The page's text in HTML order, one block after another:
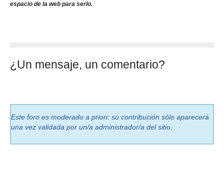
espacio de la web para serlo.
¿Un mensaje, un comentario?
Este foro es moderado a priori: su contribución sólo aparecerá
una vez validada por un/a administrador/a del sitio.